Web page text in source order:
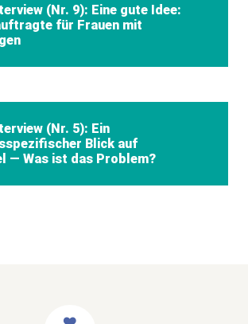
(Nr. 9): Eine gute Idee:
für Frauen mit
(Nr. 5): Ein
Blick auf
— Was ist das Problem?